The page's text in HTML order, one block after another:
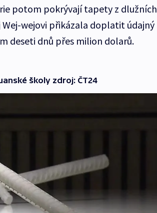
potom pokrývají tapety z dlužních
Wej-wejovi přikázala doplatit údajný
deseti dnů přes milion dolarů.
školy zdroj: ČT24